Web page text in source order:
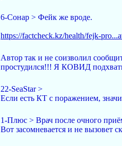
6-Сонар > Фейк же вроде.
https://factcheck.kz/health/fejk-
Автор так и не соизволил
простудился!!! Я КОВИД
22-SeaStar >
Если есть КТ с поражением,
1-Плюс > Врач после очного
Вот засомневается и не вызовет